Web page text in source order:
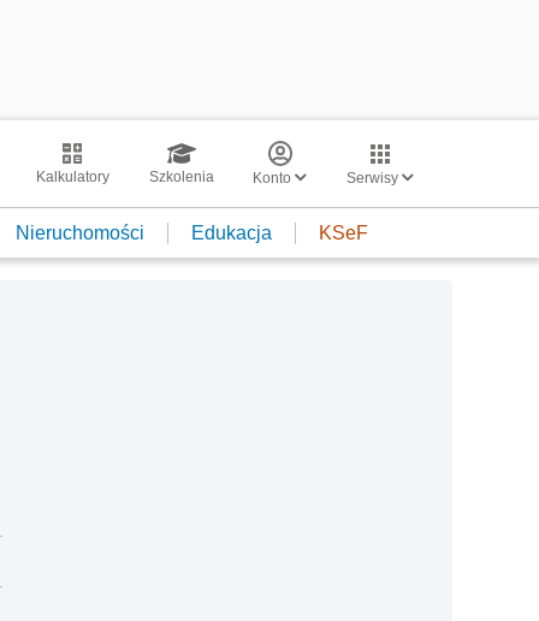
Kalkulatory Szkolenia Konto Serwisy
Nieruchomości Edukacja KSeF